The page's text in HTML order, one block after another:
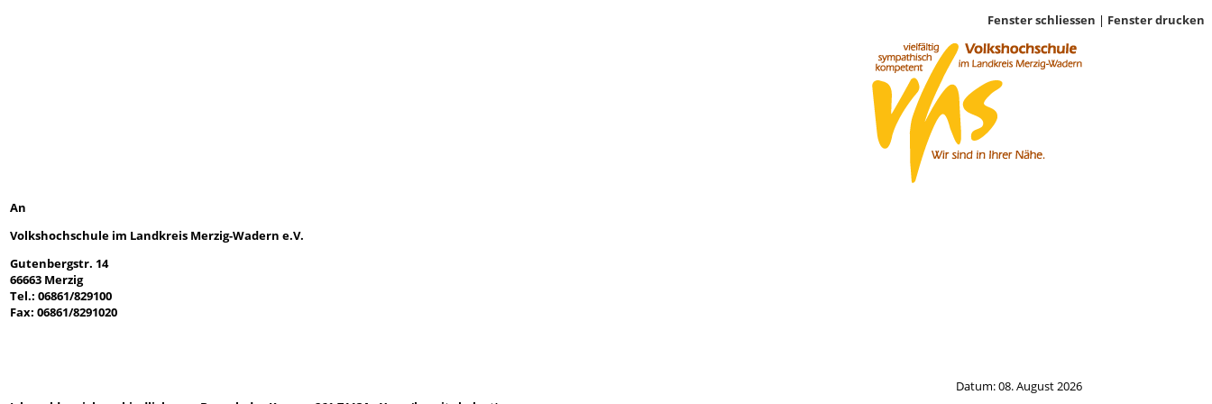
Fenster schliessen | Fenster drucken
An
Volkshochschule im Landkreis Merzig-Wadern e.V.
Gutenbergstr. 14
66663 Merzig
Tel.: 06861/829100
Fax: 06861/8291020
Datum: 08. August 2026